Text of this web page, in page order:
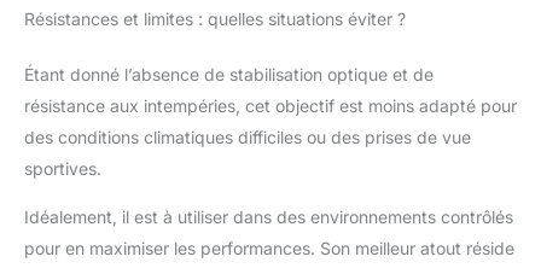
Résistances et limites : quelles situations éviter ?
Étant donné l’absence de stabilisation optique et de
résistance aux intempéries, cet objectif est moins adapté pour
des conditions climatiques difficiles ou des prises de vue
sportives.
Idéalement, il est à utiliser dans des environnements contrôlés
pour en maximiser les performances. Son meilleur atout réside